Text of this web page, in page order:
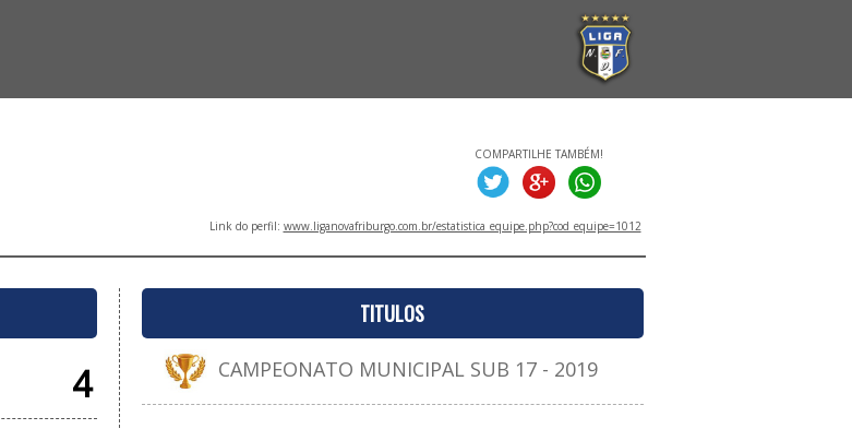
COMPARTILHE TAMBÉM!
Link do perfil: www.liganovafriburgo.com.br/estatistica_equipe.php?cod_equipe=1012
4
TITULOS
CAMPEONATO MUNICIPAL SUB 17 - 2019